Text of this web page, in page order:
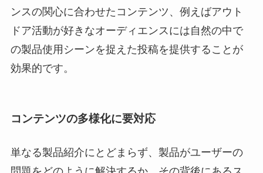
ンスの関心に合わせたコンテンツ、例えばアウト
ドア活動が好きなオーディエンスには自然の中で
の製品使用シーンを捉えた投稿を提供することが
効果的です。
コンテンツの多様化に要対応
単なる製品紹介にとどまらず、製品がユーザーの